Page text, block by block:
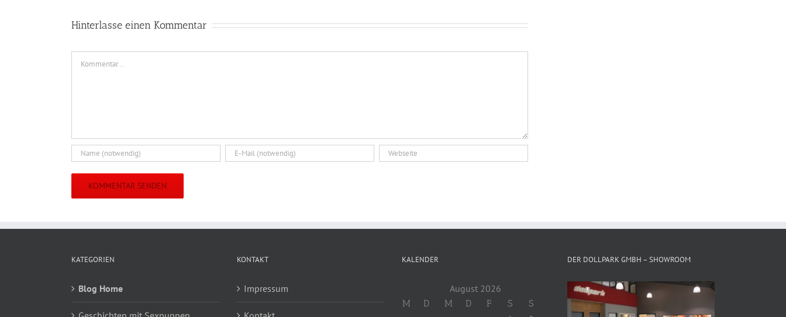
Hinterlasse einen Kommentar
KATEGORIEN
Blog Home
KONTAKT
Impressum
KALENDER
August 2026
M D M D F S S
DER DOLLPARK GMBH – SHOWROOM